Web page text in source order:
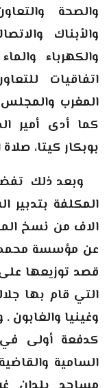
والصحة
والأبناك
والكهرباء
اتفاقيات
المغرب والمجلس
كما أدى أمير
بوبكار كيتا،
وبعد ذلك
الاف من نسخ
عن مؤسسة
قصد توزيعها
التي قام بها
وغينيا
كدفعة أولى في
السامية